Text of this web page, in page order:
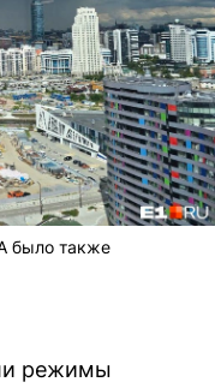
было также
режимы